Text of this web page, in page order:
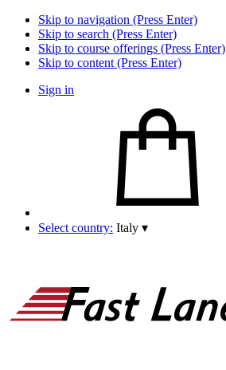
Skip to navigation (Press Enter)
Skip to search (Press Enter)
Skip to course offerings (Press Enter)
Skip to content (Press Enter)
Sign in
Select country: Italy ▾